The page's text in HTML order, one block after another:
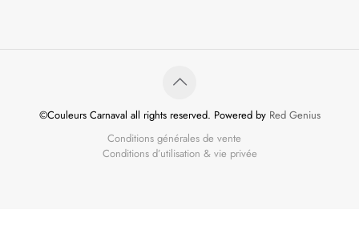
©Couleurs Carnaval all rights reserved. Powered by Red Genius
Conditions générales de vente
Conditions d’utilisation & vie privée